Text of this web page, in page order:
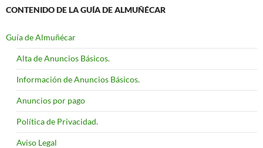
CONTENIDO DE LA GUÍA DE ALMUÑÉCAR
Guía de Almuñécar
Alta de Anuncios Básicos.
Información de Anuncios Básicos.
Anuncios por pago
Política de Privacidad.
Aviso Legal